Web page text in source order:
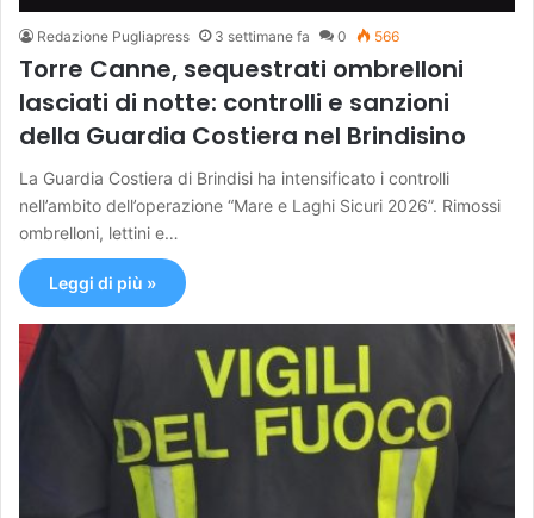
Redazione Pugliapress 3 settimane fa 0 566
Torre Canne, sequestrati ombrelloni
lasciati di notte: controlli e sanzioni
della Guardia Costiera nel Brindisino
La Guardia Costiera di Brindisi ha intensificato i controlli
nell’ambito dell’operazione “Mare e Laghi Sicuri 2026”. Rimossi
ombrelloni, lettini e…
Leggi di più »